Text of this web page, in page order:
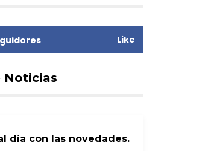
Like
Noticias
día con las novedades.